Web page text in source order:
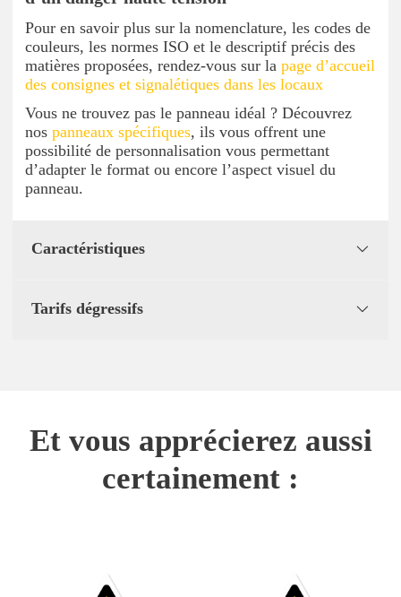
Pour en savoir plus sur la nomenclature, les codes de
couleurs, les normes ISO et le descriptif précis des
matières proposées, rendez-vous sur la page d’accueil
des consignes et signalétiques dans les locaux
Vous ne trouvez pas le panneau idéal ? Découvrez
nos panneaux spécifiques, ils vous offrent une
possibilité de personnalisation vous permettant
d’adapter le format ou encore l’aspect visuel du
panneau.
Caractéristiques
Tarifs dégressifs
Et vous apprécierez aussi
certainement :